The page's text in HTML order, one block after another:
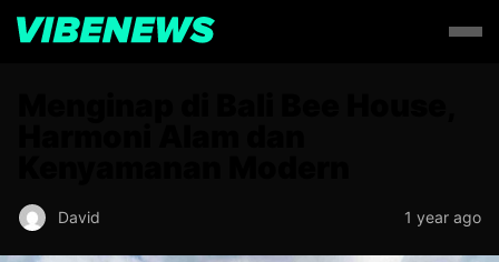
David 1 year ago